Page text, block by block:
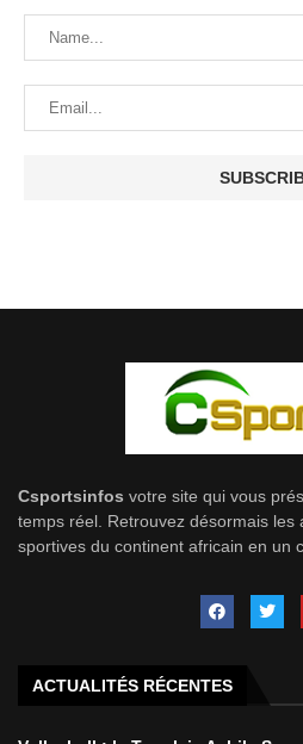
Csportsinfos votre site qui vous
temps réel. Retrouvez désormais les
sportives du continent africain en un
ACTUALITÉS RÉCENTES